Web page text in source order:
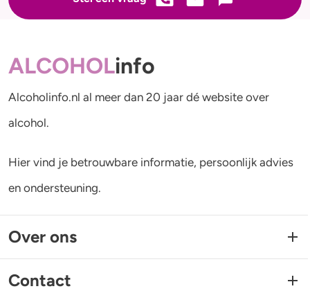
ALCOHOLinfo
Alcoholinfo.nl al meer dan 20 jaar dé website over
alcohol.
Hier vind je betrouwbare informatie, persoonlijk advies
en ondersteuning.
Over ons
Contact